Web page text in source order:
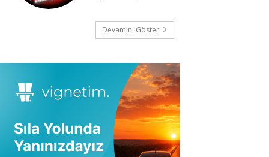
Devamını Göster